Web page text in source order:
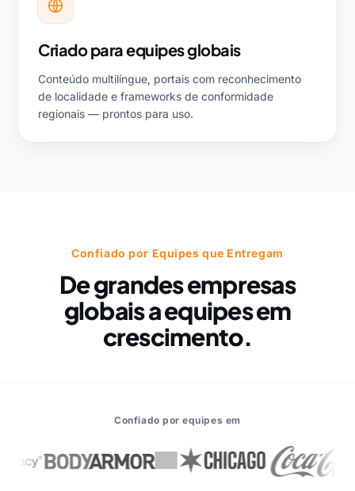
Criado para equipes globais
Conteúdo multilíngue, portais com reconhecimento
de localidade e frameworks de conformidade
regionais — prontos para uso.
Confiado por Equipes que Entregam
De grandes empresas
globais a equipes em
crescimento.
Confiado por equipes em